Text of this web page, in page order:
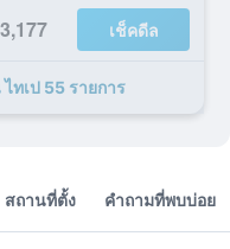
เช็คดีล
ทเป 55 รายการ
สถานที่ตั้ง คำถามที่พบบ่อย